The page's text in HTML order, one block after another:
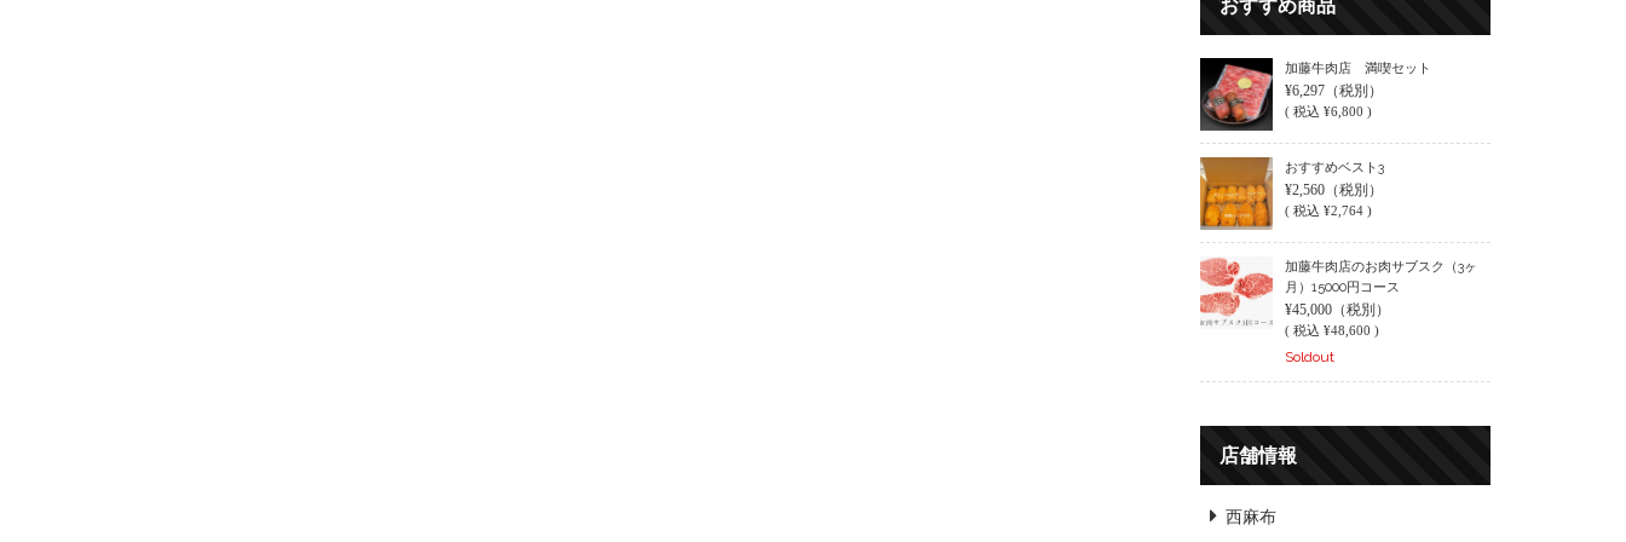
おすすめ商品
加藤牛肉店 満喫セット
¥6,297 （税別）
( 税込 ¥6,800 )
おすすめベスト3
¥2,560 （税別）
( 税込 ¥2,764 )
加藤牛肉店のお肉サブスク（3ヶ
月）15000円コース
¥45,000 （税別）
( 税込 ¥48,600 )
Soldout
店舗情報
西麻布